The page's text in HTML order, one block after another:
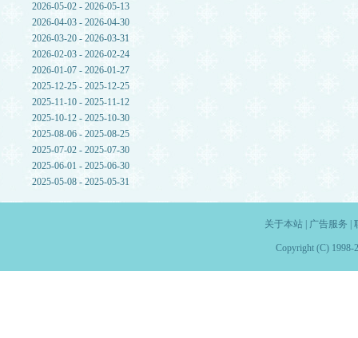
2026-05-02 - 2026-05-13
2026-04-03 - 2026-04-30
2026-03-20 - 2026-03-31
2026-02-03 - 2026-02-24
2026-01-07 - 2026-01-27
2025-12-25 - 2025-12-25
2025-11-10 - 2025-11-12
2025-10-12 - 2025-10-30
2025-08-06 - 2025-08-25
2025-07-02 - 2025-07-30
2025-06-01 - 2025-06-30
2025-05-08 - 2025-05-31
关于本站| 广告服务
Copyright (C) 1998-